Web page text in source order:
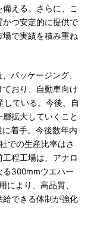
える。さらに、こ
かつ安定的に提供で
で実績を積み重ね
パッケージング、
おり、自動車向け
している。今後、自
拡大していくこと
着手。今後数年内
での生産比率はさ
程工場は、アナロ
る300mmウエハー
により、高品質、
できる体制が強化